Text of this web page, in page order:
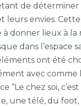
de
leurs envies.
donner lieux à la
dans l’espace
ont été
avec comme
“Le chez soi, c’est
une télé, du foot,